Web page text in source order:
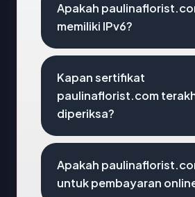
Apakah
memiliki IPv6?
Kapan sertifikat
paulinaflorist.com
diperiksa?
Apakah
untuk pembayaran